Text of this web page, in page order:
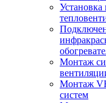
Установка
Монтаж
Монтаж
систем